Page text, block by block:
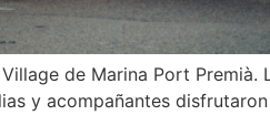
de Marina Port Premià.
y acompañantes